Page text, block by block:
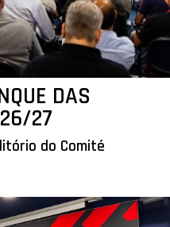
DAS
27
do Comité